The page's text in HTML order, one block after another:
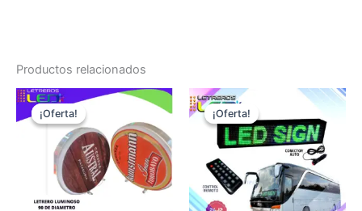
Productos relacionados
¡Oferta!
¡Oferta!precio
original
era:
$399,000.
El
precio
actual
es:
$250,000.
¡Oferta!
¡Oferta!
El
precio
original
era:
$99,000.
actual
es:
$80,000.